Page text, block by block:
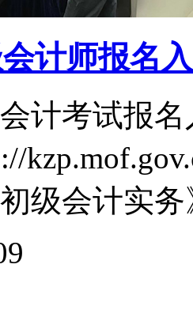
计师报名
计考试报
级会计实